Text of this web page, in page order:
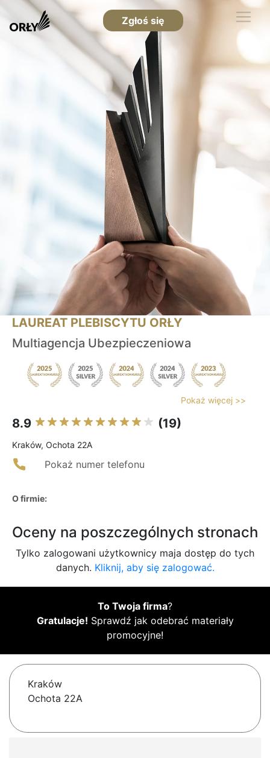
Zgłoś się
LAUREAT PLEBISCYTU ORŁY
Multiagencja Ubezpieczeniowa
Pokaż więcej >>
8.9 (19)
Kraków, Ochota 22A
Pokaż numer telefonu
O firmie:
Oceny na poszczególnych stronach
Tylko zalogowani użytkownicy maja dostęp do tych
danych. Kliknij, aby się zalogować.
To Twoja firma?
Gratulacje! Sprawdź jak odebrać materiały
promocyjne!
Kraków
Ochota 22A